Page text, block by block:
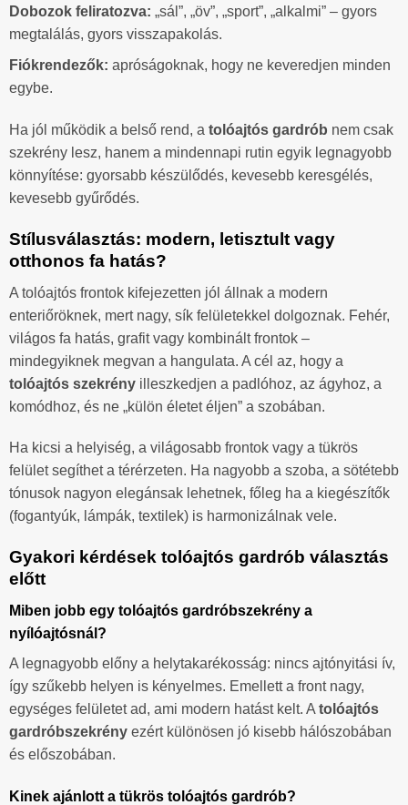
Dobozok feliratozva: „sál”, „öv”, „sport”, „alkalmi” – gyors
megtalálás, gyors visszapakolás.
Fiókrendezők: apróságoknak, hogy ne keveredjen minden
egybe.
Ha jól működik a belső rend, a tolóajtós gardrób nem csak
szekrény lesz, hanem a mindennapi rutin egyik legnagyobb
könnyítése: gyorsabb készülődés, kevesebb keresgélés,
kevesebb gyűrődés.
Stílusválasztás: modern, letisztult vagy
otthonos fa hatás?
A tolóajtós frontok kifejezetten jól állnak a modern
enteriőröknek, mert nagy, sík felületekkel dolgoznak. Fehér,
világos fa hatás, grafit vagy kombinált frontok –
mindegyiknek megvan a hangulata. A cél az, hogy a
tolóajtós szekrény illeszkedjen a padlóhoz, az ágyhoz, a
komódhoz, és ne „külön életet éljen” a szobában.
Ha kicsi a helyiség, a világosabb frontok vagy a tükrös
felület segíthet a térérzeten. Ha nagyobb a szoba, a sötétebb
tónusok nagyon elegánsak lehetnek, főleg ha a kiegészítők
(fogantyúk, lámpák, textilek) is harmonizálnak vele.
Gyakori kérdések tolóajtós gardrób választás
előtt
Miben jobb egy tolóajtós gardróbszekrény a
nyílóajtósnál?
A legnagyobb előny a helytakarékosság: nincs ajtónyitási ív,
így szűkebb helyen is kényelmes. Emellett a front nagy,
egységes felületet ad, ami modern hatást kelt. A tolóajtós
gardróbszekrény ezért különösen jó kisebb hálószobában
és előszobában.
Kinek ajánlott a tükrös tolóajtós gardrób?